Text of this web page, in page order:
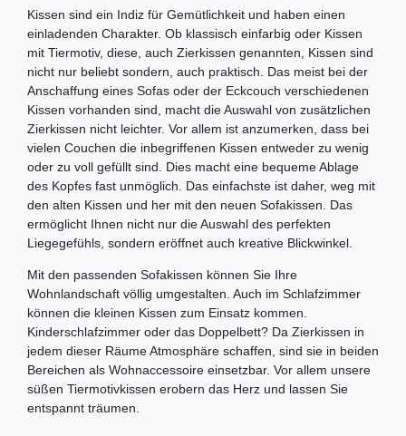
Kissen sind ein Indiz für Gemütlichkeit und haben einen
einladenden Charakter. Ob klassisch einfarbig oder Kissen
mit Tiermotiv, diese, auch Zierkissen genannten, Kissen sind
nicht nur beliebt sondern, auch praktisch. Das meist bei der
Anschaffung eines Sofas oder der Eckcouch verschiedenen
Kissen vorhanden sind, macht die Auswahl von zusätzlichen
Zierkissen nicht leichter. Vor allem ist anzumerken, dass bei
vielen Couchen die inbegriffenen Kissen entweder zu wenig
oder zu voll gefüllt sind. Dies macht eine bequeme Ablage
des Kopfes fast unmöglich. Das einfachste ist daher, weg mit
den alten Kissen und her mit den neuen Sofakissen. Das
ermöglicht Ihnen nicht nur die Auswahl des perfekten
Liegegefühls, sondern eröffnet auch kreative Blickwinkel.
Mit den passenden Sofakissen können Sie Ihre
Wohnlandschaft völlig umgestalten. Auch im Schlafzimmer
können die kleinen Kissen zum Einsatz kommen.
Kinderschlafzimmer oder das Doppelbett? Da Zierkissen in
jedem dieser Räume Atmosphäre schaffen, sind sie in beiden
Bereichen als Wohnaccessoire einsetzbar. Vor allem unsere
süßen Tiermotivkissen erobern das Herz und lassen Sie
entspannt träumen.